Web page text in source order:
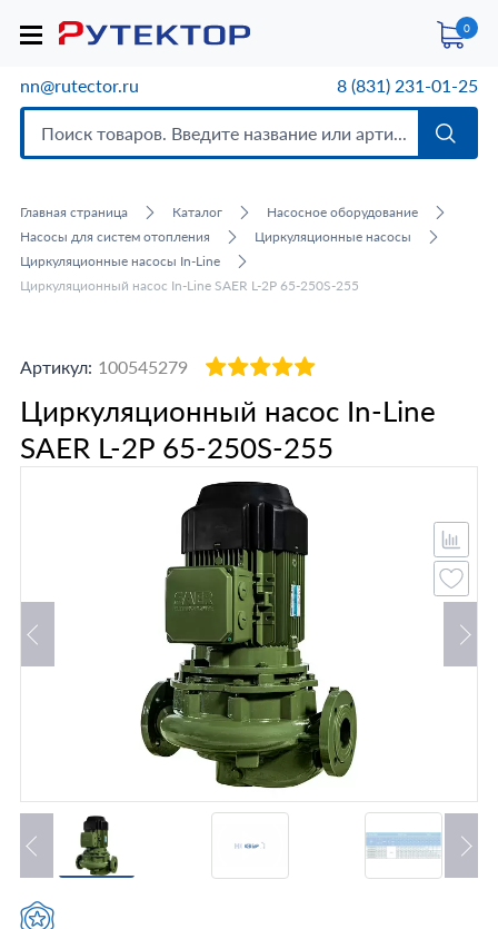
0
nn@rutector.ru 8 (831) 231-01-25
Главная страница Каталог
Насосное оборудование
Насосы для систем отопления
Циркуляционные насосы
Циркуляционные насосы In-Line
Циркуляционный насос In-Line SAER L-2P 65-250S-255
Артикул: 100545279
Циркуляционный насос In-Line
SAER L-2P 65-250S-255